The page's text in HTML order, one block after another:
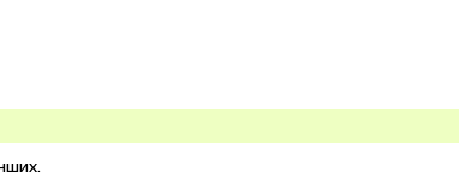
отель к посещению.
даже 500 р за сутки , то я бы не согласилась там
возврат своих средств, но отель все равно взял с
нужно именно такие отели у которых